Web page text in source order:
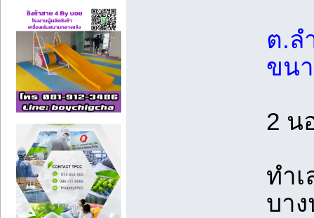
ต.ล
ขน
2 น
ทำ
บา